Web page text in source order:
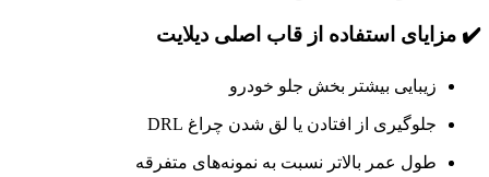
✔️ مزایای استفاده از قاب اصلی دیلایت
زیبایی بیشتر بخش جلو خودرو
جلوگیری از افتادن یا لق شدن چراغ DRL
طول عمر بالاتر نسبت به نمونه‌های متفرقه